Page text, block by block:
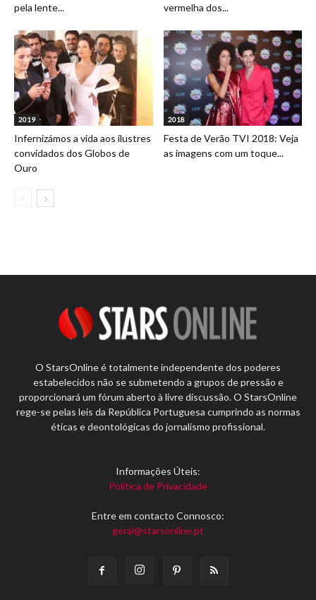
pela lente...
vermelha dos...
2019
Infernizámos a vida aos ilustres
convidados dos Globos de
Ouro
2018
Festa de Verão TVI 2018: Veja
as imagens com um toque...
O StarsOnline é totalmente independente dos poderes
estabelecidos não se submetendo a grupos de pressão e
proporcionará um fórum aberto à livre discussão. O StarsOnline
rege-se pelas leis da República Portuguesa cumprindo as normas
éticas e deontológicas do jornalismo profissional.
Informações Úteis:
Política de Privacidade
Entre em contacto Connosco:
geral@starsonline.pt